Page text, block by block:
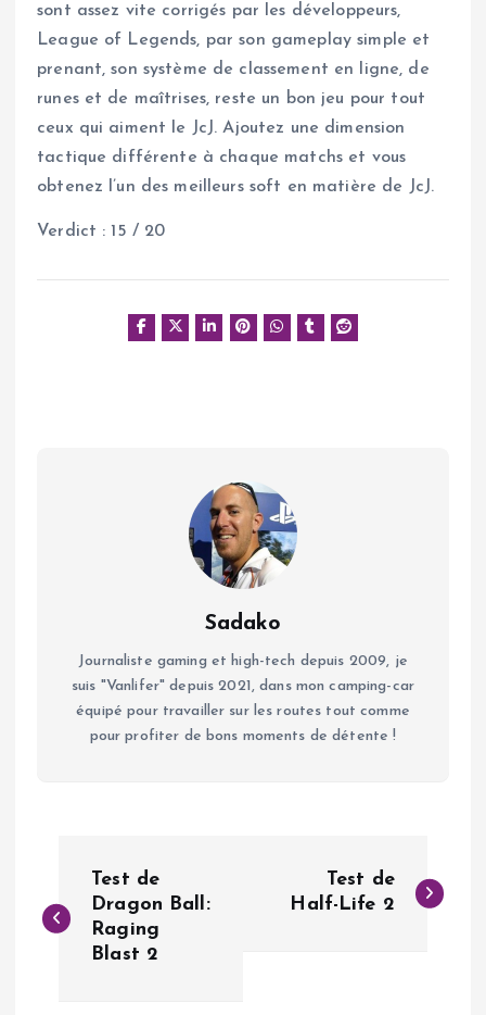
sont assez vite corrigés par les développeurs,
League of Legends, par son gameplay simple et
prenant, son système de classement en ligne, de
runes et de maîtrises, reste un bon jeu pour tout
ceux qui aiment le JcJ. Ajoutez une dimension
tactique différente à chaque matchs et vous
obtenez l’un des meilleurs soft en matière de JcJ.
Verdict : 15 / 20
Sadako
Journaliste gaming et high-tech depuis 2009, je
suis "Vanlifer" depuis 2021, dans mon camping-car
équipé pour travailler sur les routes tout comme
pour profiter de bons moments de détente !
a
Test de
Dragon Ball:
Raging
Blast 2
Test de
Half-Life 2